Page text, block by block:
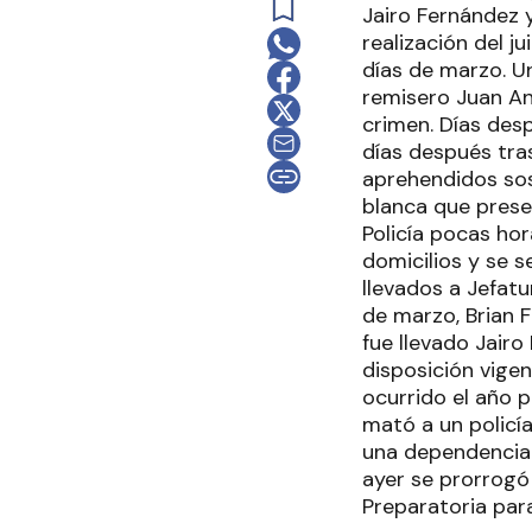
Jairo Fernández
realización del
días de marzo.
remisero Juan
crimen. Días
días después
aprehendidos
blanca que
Policía pocas
domicilios y se
llevados a
de marzo, Brian
fue llevado Jairo
disposición
ocurrido el año
mató a un
una
ayer se
Preparatoria